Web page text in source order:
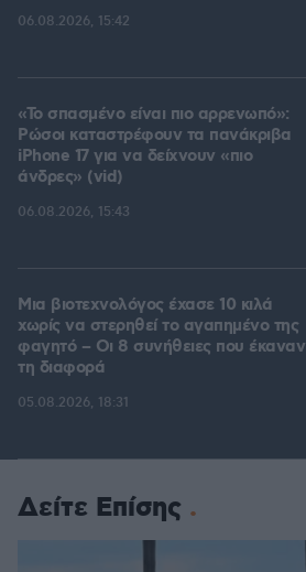
06.08.2026, 15:42
«Το σπασμένο είναι πιο αρρενωπό»:
Ρώσοι καταστρέφουν τα πανάκριβα
iPhone 17 για να δείχνουν «πιο
άνδρες» (vid)
06.08.2026, 15:43
Μια βιοτεχνολόγος έχασε 10 κιλά
χωρίς να στερηθεί το αγαπημένο της
φαγητό – Οι 8 συνήθειες που έκαναν
τη διαφορά
05.08.2026, 18:31
Δείτε Επίσης